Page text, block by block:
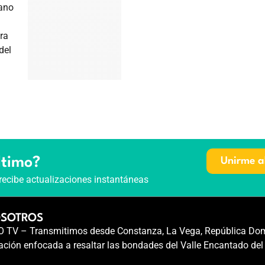
actualizaciones instantáneas
Unirme
TV – Transmitimos desde Constanza, La Vega, República
enfocada a resaltar las bondades del Valle Encantado del